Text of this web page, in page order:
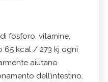
fosforo, vitamine,
65 kcal / 273 kj ogni
aiutano
dell’intestino.